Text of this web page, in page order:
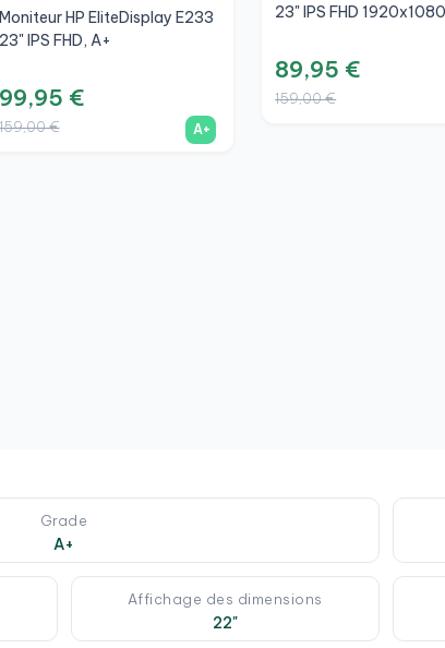
Moniteur HP EliteDisplay E233
23" IPS FHD, A+
99,95 €
€ A+
23" IPS FHD
89,95 €
159,00 €
Grade
A+
Affichage des dimensions
22"